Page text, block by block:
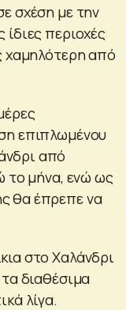
σχέση με την
ίδιες περιοχές
χαμηλότερη από
επιπλωμένου
από
το μήνα, ενώ ως
θα έπρεπε να
στο Χαλάνδρι
διαθέσιμα
λίγα.